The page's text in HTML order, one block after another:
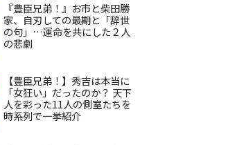
『豊臣兄弟！』お市と柴田勝
家、自刃しての最期と「辞世
の句」…運命を共にした２人
の悲劇
【豊臣兄弟！】秀吉は本当に
「女狂い」だったのか？ 天下
人を彩った11人の側室たちを
時系列で一挙紹介